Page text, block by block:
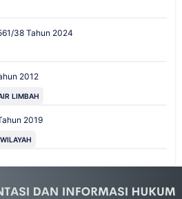
38 Tahun 2024
2012
LIMBAH
2019